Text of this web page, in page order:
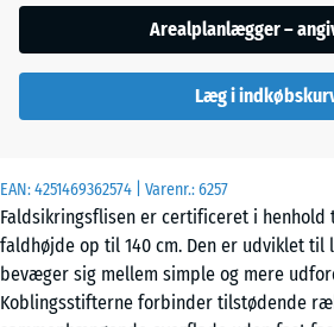
EAN:4251469362574 | Varenr.:6257
Faldsikringsflisen er certificeret i henhold
faldhøjde op til 140 cm. Den er udviklet til
bevæger sig mellem simple og mere
Koblingsstifterne forbinder tilstødende
Murstenrød - 21,00 kr.
Arealplanlægger –
Læg i